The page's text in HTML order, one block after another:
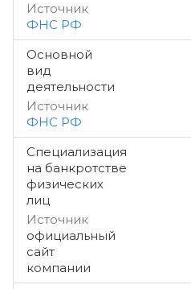
Источник
ФНС РФ
Основной
вид
деятельности
Источник
ФНС РФ
Специализация
на банкротстве
физических
лиц
Источник
официальный
сайт
компании